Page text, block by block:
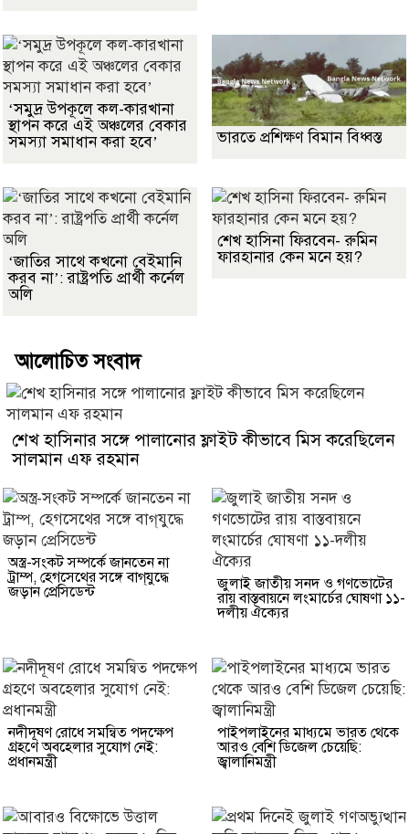
‘সমুদ্র উপকূলে কল-কারখানা
স্থাপন করে এই অঞ্চলের বেকার
সমস্যা সমাধান করা হবে’
ভারতে প্রশিক্ষণ বিমান বিধ্বস্ত
‘জাতির সাথে কখনো বেইমানি
করব না’: রাষ্ট্রপতি প্রার্থী কর্নেল
অলি
শেখ হাসিনা ফিরবেন- রুমিন
ফারহানার কেন মনে হয়?
আলোচিত সংবাদ
শেখ হাসিনার সঙ্গে পালানোর ফ্লাইট কীভাবে মিস করেছিলেন
সালমান এফ রহমান
অস্ত্র-সংকট সম্পর্কে জানতেন না
ট্রাম্প, হেগসেথের সঙ্গে বাগ্‌যুদ্ধে
জড়ান প্রেসিডেন্ট
জুলাই জাতীয় সনদ ও গণভোটের
রায় বাস্তবায়নে লংমার্চের ঘোষণা ১১-
দলীয় ঐক্যের
নদীদূষণ রোধে সমন্বিত পদক্ষেপ
গ্রহণে অবহেলার সুযোগ নেই:
প্রধানমন্ত্রী
পাইপলাইনের মাধ্যমে ভারত থেকে
আরও বেশি ডিজেল চেয়েছি:
জ্বালানিমন্ত্রী